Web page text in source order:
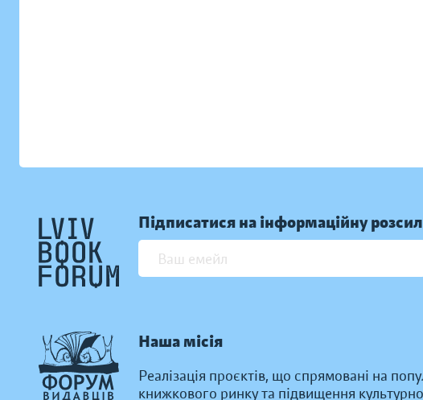
Підписатися на інформаційну
Наша місія
Реалізація проєктів, що спрямовані на
книжкового ринку та підвищення